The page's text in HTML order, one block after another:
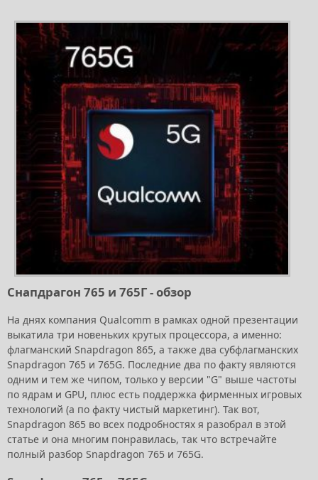
Снапдрагон 765 и 765Г - обзор
На днях компания Qualcomm в рамках одной презентации
выкатила три новеньких крутых процессора, а именно:
флагманский Snapdragon 865, а также два субфлагманских
Snapdragon 765 и 765G. Последние два по факту являются
одним и тем же чипом, только у версии "G" выше частоты
по ядрам и GPU, плюс есть поддержка фирменных игровых
технологий (а по факту чистый маркетинг). Так вот,
Snapdragon 865 во всех подробностях я разобрал в этой
статье и она многим понравилась, так что встречайте
полный разбор Snapdragon 765 и 765G.